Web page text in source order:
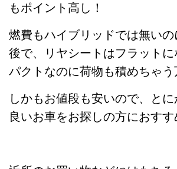
もポイント高し！
燃費もハイブリッドでは無い
後で、リヤシートはフラット
パクトなのに荷物も積めちゃう
しかもお値段も安いので、と
良いお車をお探しの方におすす